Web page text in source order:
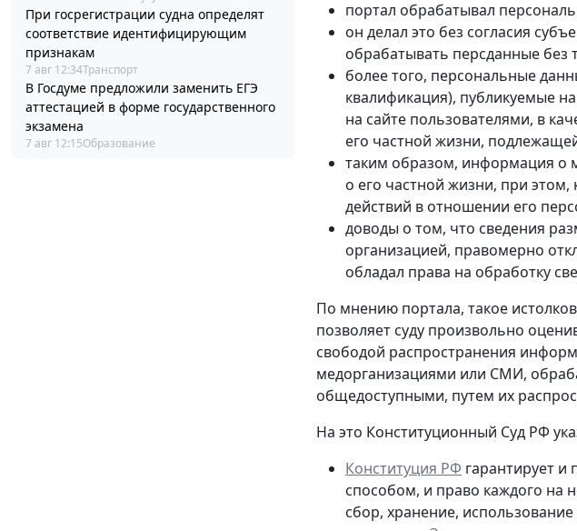
При госрегистрации судна определят
соответствие идентифицирующим
признакам
7 авг 12:34Транспорт
В Госдуме предложили заменить ЕГЭ
аттестацией в форме государственного
экзамена
7 авг 12:15Образование
портал обрабатывал
он делал это без согласия
обрабатывать персданные без
более того, персональные
квалификация), публикуемые
на сайте пользователями, в
его частной жизни,
таким образом, информация о
о его частной жизни, при этом,
действий в отношении его
доводы о том, что сведения
организацией, правомерно
обладал права на обработку
По мнению портала, такое
позволяет суду произвольно
свободой распространения
медорганизациями или СМИ,
общедоступными, путем их
На это Конституционный Суд РФ
Конституция РФ гарантирует
способом, и право каждого на
сбор, хранение,